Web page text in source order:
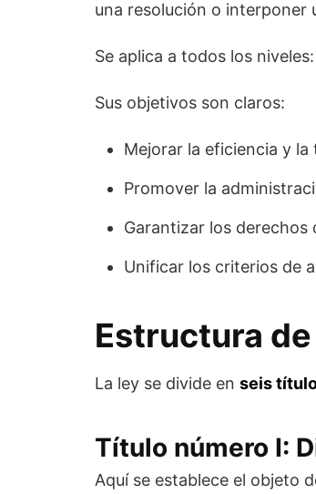
una resolución o interponer
Se aplica a todos los
Sus objetivos son claros:
Mejorar la eficiencia y la
Promover la
Garantizar los derechos
Unificar los criterios de
Estructura
La ley se divide en seis
Título número I:
Aquí se establece el objeto